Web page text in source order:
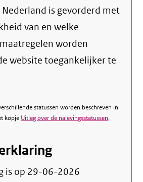
is gevorderd met
van en welke
worden
website toegankelijker te
statussen worden beschreven in
kopje Uitleg over de nalevingsstatussen.
is op 29-06-2026